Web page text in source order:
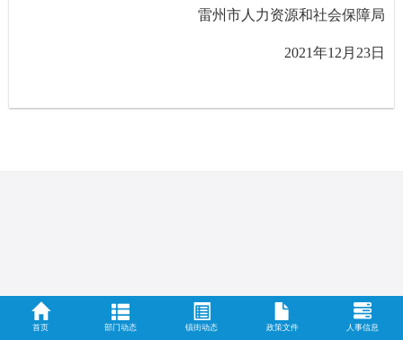
雷州市人力资源和社会保障局
2021年12月23日
首页 部门动态 镇街动态 政策文件 人事信息